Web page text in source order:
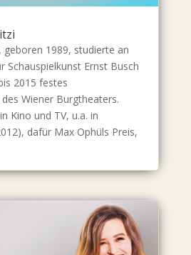
geboren 1989, studierte an
Schauspielkunst Ernst Busch
2015 festes
Wiener Burgtheaters.
Kino und TV, u.a. in
dafür Max Ophüls Preis,